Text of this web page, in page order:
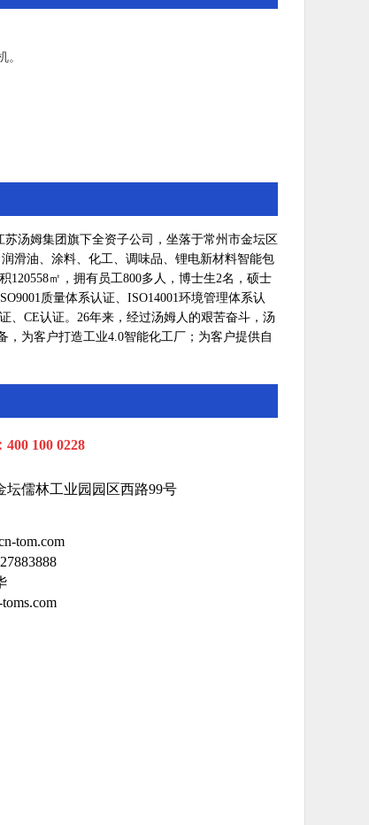
。
姆集团旗下全资子公司，坐落于常州市金坛区
滑油、涂料、化工、调味品、锂电新材料智能包
120558㎡，拥有员工800多人，博士生2名，硕士
质量体系认证、ISO14001环境管理体系认
、CE认证。26年来，经过汤姆人的艰苦奋斗，汤
为客户打造工业4.0智能化工厂；为客户提供自
100 0228
坛儒林工业园园区西路99号
tom.com